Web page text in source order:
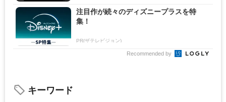
注目作が続々のディズニープラスを特
集！
PR(ザテレビジョン)
Recommended by
キーワード